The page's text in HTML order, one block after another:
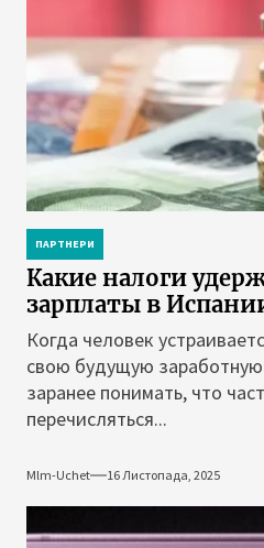
ПАРТНЕРИ
Какие налоги
зарплаты в
Когда человек
свою будущую
заранее понимать, что
перечисляться...
Mlm-Uchet 16 Листопада, 2025